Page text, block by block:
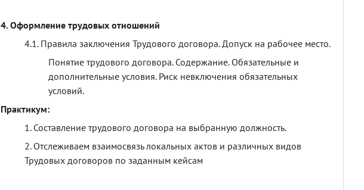
4.Оформление трудовых отношений
4.1. Правила заключения Трудового договора. Допуск на рабочее место.
Понятие трудового договора. Содержание. Обязательные и
дополнительные условия. Риск невключения обязательных
условий.
Практикум:
1. Составление трудового договора на выбранную должность.
2. Отслеживаем взаимосвязь локальных актов и различных видов
Трудовых договоров по заданным кейсам